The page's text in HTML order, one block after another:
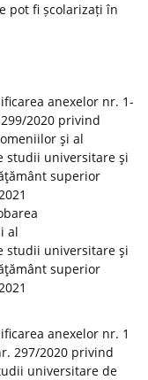
pot fi școlarizați în
anexelor nr. 1-
2020 privind
şi al
studii universitare şi
superior
al
studii universitare şi
superior
anexelor nr. 1
297/2020 privind
universitare de